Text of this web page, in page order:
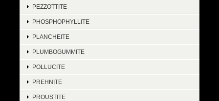
PEZZOTTITE
PHOSPHOPHYLLITE
PLANCHEITE
PLUMBOGUMMITE
POLLUCITE
PREHNITE
PROUSTITE